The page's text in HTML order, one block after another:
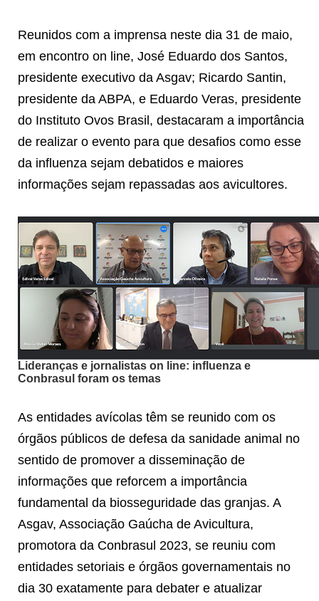
Reunidos com a imprensa neste dia 31 de maio,
em encontro on line, José Eduardo dos Santos,
presidente executivo da Asgav; Ricardo Santin,
presidente da ABPA, e Eduardo Veras, presidente
do Instituto Ovos Brasil, destacaram a importância
de realizar o evento para que desafios como esse
da influenza sejam debatidos e maiores
informações sejam repassadas aos avicultores.
Lideranças e jornalistas on line: influenza e
Conbrasul foram os temas
As entidades avícolas têm se reunido com os
órgãos públicos de defesa da sanidade animal no
sentido de promover a disseminação de
informações que reforcem a importância
fundamental da biosseguridade das granjas. A
Asgav, Associação Gaúcha de Avicultura,
promotora da Conbrasul 2023, se reuniu com
entidades setoriais e órgãos governamentais no
dia 30 exatamente para debater e atualizar